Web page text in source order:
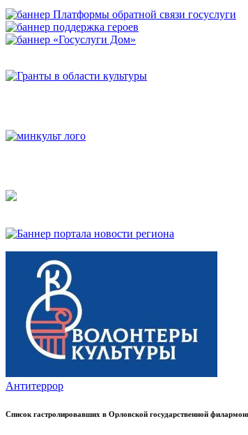
Антитеррор
Список гастролировавших в Орловской государственной